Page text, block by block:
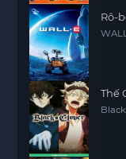
Rô-
Thế